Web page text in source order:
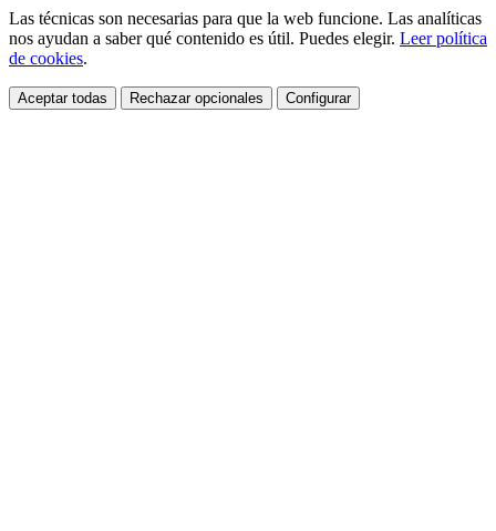
Las técnicas son necesarias para que la web funcione. Las analíticas
nos ayudan a saber qué contenido es útil. Puedes elegir. Leer política
de cookies.
Aceptar todas Rechazar opcionales Configurar